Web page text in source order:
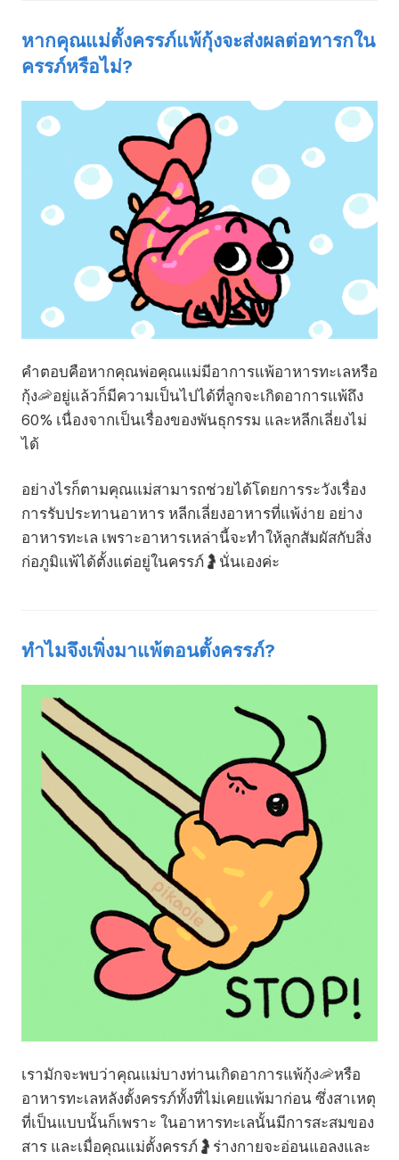
หากคุณแม่ตั้งครรภ์แพ้กุ้งจะส่งผลต่อทารกใน
ครรภ์หรือไม่?
คำตอบคือหากคุณพ่อคุณแม่มีอาการแพ้อาหารทะเลหรือ
กุ้ง🦐อยู่แล้วก็มีความเป็นไปได้ที่ลูกจะเกิดอาการแพ้ถึง
60% เนื่องจากเป็นเรื่องของพันธุกรรม และหลีกเลี่ยงไม่
ได้
อย่างไรก็ตามคุณแม่สามารถช่วยได้โดยการระวังเรื่อง
การรับประทานอาหาร หลีกเลี่ยงอาหารที่แพ้ง่าย อย่าง
อาหารทะเล เพราะอาหารเหล่านี้จะทำให้ลูกสัมผัสกับสิ่ง
ก่อภูมิแพ้ได้ตั้งแต่อยู่ในครรภ์🤰นั่นเองค่ะ
ทำไมจึงเพิ่งมาแพ้ตอนตั้งครรภ์?
เรามักจะพบว่าคุณแม่บางท่านเกิดอาการแพ้กุ้ง🦐หรือ
อาหารทะเลหลังตั้งครรภ์ทั้งที่ไม่เคยแพ้มาก่อน ซึ่งสาเหตุ
ที่เป็นแบบนั้นก็เพราะ ในอาหารทะเลนั้นมีการสะสมของ
สาร และเมื่อคุณแม่ตั้งครรภ์🤰ร่างกายจะอ่อนแอลงและ